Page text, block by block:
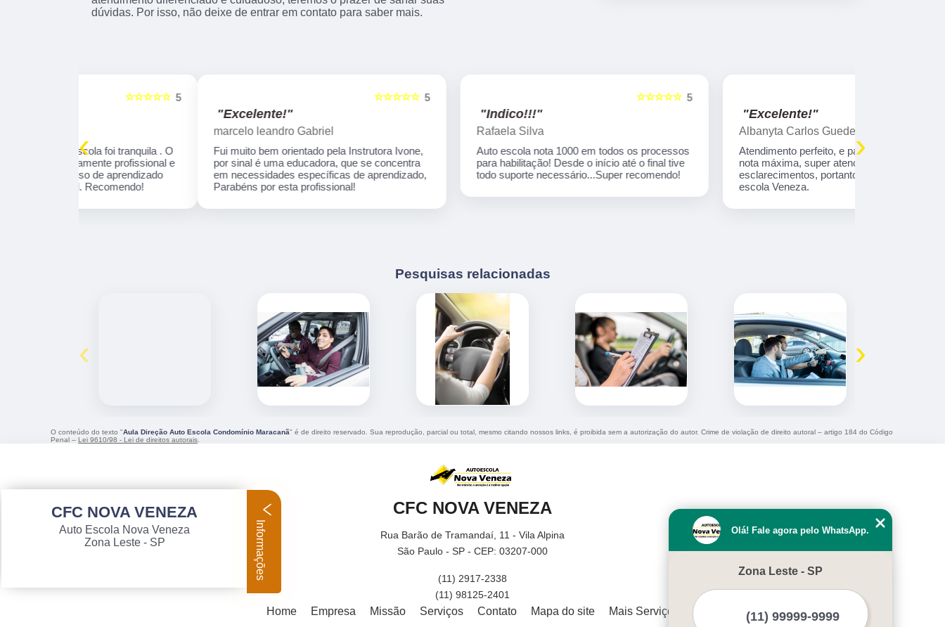
dúvidas. Por isso, não deixe de entrar em contato para saber mais.
marcelo leandro Gabriel
Fui muito bem orientado pela Instrutora Ivone,
por sinal é uma educadora, que se concentra
em necessidades específicas de aprendizado,
Parabéns por esta profissional!
Auto escola nota 1000 em todos os processos
para habilitação! Desde o início até o final tive
todo suporte necessário...Super recomendo!
Albanyta Carlos Guedes Fernandes
Atendimento perfeito, e para a atendente kelly,
nota máxima, super atenciosa e firme nos
esclarecimentos, portanto, super indico a auto
‹ ›
Pesquisas relacionadas
‹ ›
O conteúdo do texto "Aula Direção Auto Escola Condomínio Maracanã" é de direito reservado. Sua reprodução, parcial ou total, mesmo citando nossos links, é proibida sem a autorização do autor. Crime de violação de direito autoral – artigo 184 do Código
Penal – Lei 9610/98 - Lei de direitos autorais
CFC NOVA VENEZA
Rua Barão de Tramandaí, 11 - Vila Alpina
São Paulo - SP - CEP: 03207-000
(11) 2917-2338
(11) 98125-2401
Home Empresa Missão Serviços Contato Mapa do site Mais Serviços
Olá! Fale agora pelo WhatsApp.
Zona Leste - SP
CFC NOVA VENEZA
Auto Escola Nova Veneza
Zona Leste - SP
Informações